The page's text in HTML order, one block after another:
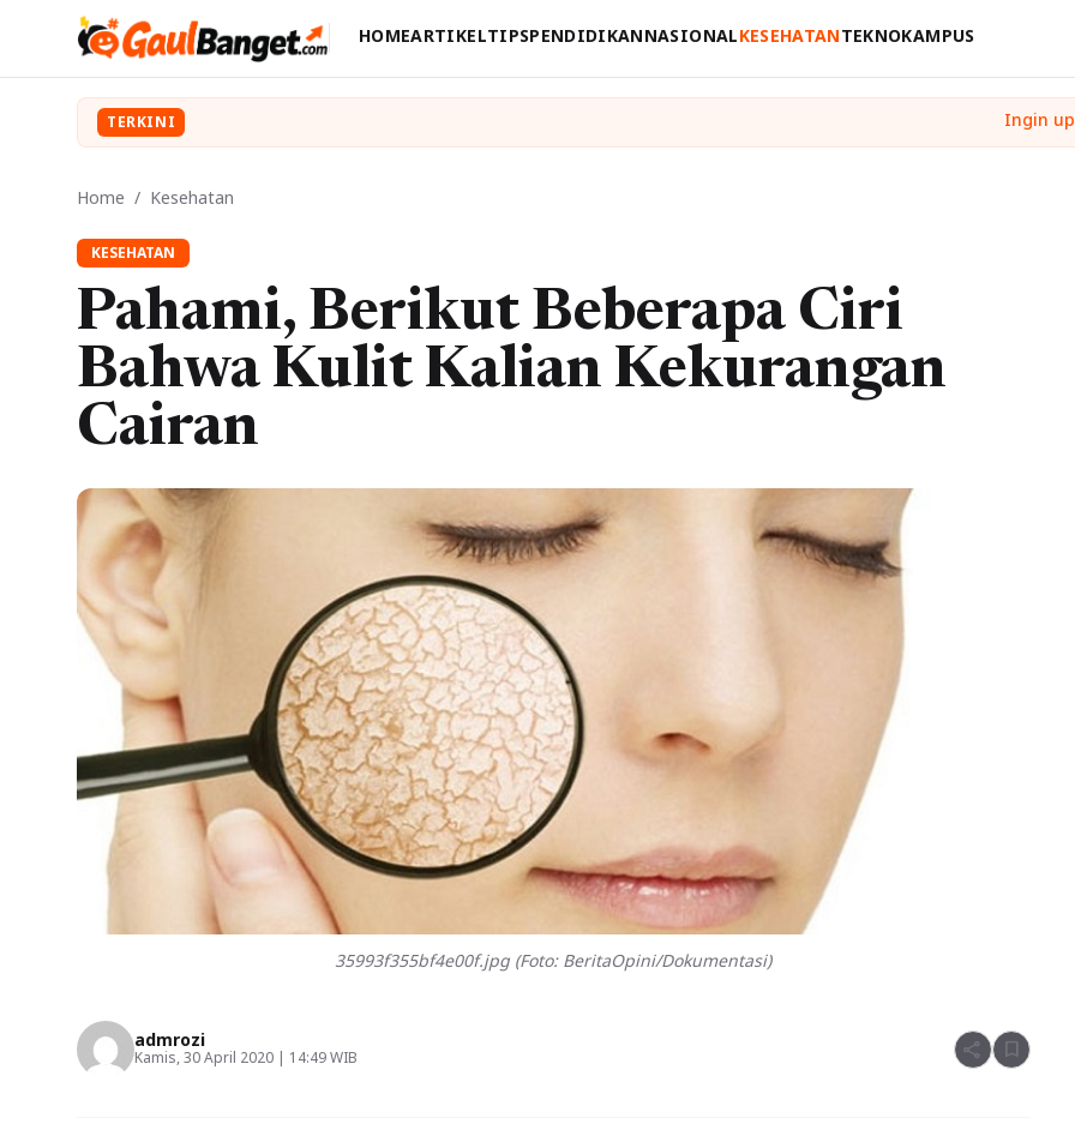
HOMEARTIKELTIPSPENDIDIKANNASIONALKESEHATANTEKNOKAMPUS
TERKINI
Home / Kesehatan
KESEHATAN
Pahami, Berikut Beberapa Ciri
Bahwa Kulit Kalian Kekurangan
Cairan
35993f355bf4e00f.jpg (Foto: BeritaOpini/Dokumentasi)
admrozi
Kamis, 30 April 2020 | 14:49 WIB share bookmark